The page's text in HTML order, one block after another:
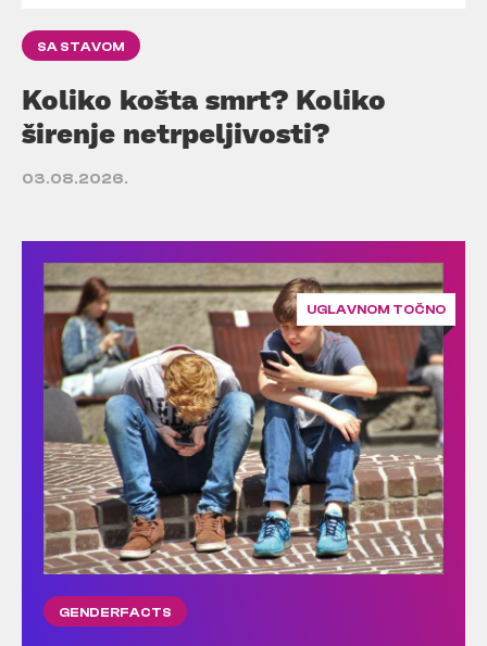
SA STAVOM
Koliko košta smrt? Koliko
širenje netrpeljivosti?
03.08.2026.
UGLAVNOM TOČNO
GENDERFACTS